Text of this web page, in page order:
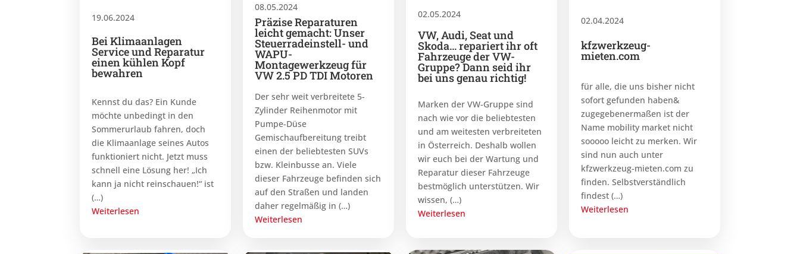
19.06.2024
Bei Klimaanlagen
Service und Reparatur
einen kühlen Kopf
bewahren
Kennst du das? Ein Kunde
möchte unbedingt in den
Sommerurlaub fahren, doch
die Klimaanlage seines Autos
funktioniert nicht. Jetzt muss
schnell eine Lösung her! „Ich
kann ja nicht reinschauen!“ ist
(…)
Weiterlesen
08.05.2024
Präzise Reparaturen
leicht gemacht: Unser
Steuerradeinstell- und
WAPU-
Montagewerkzeug für
VW 2.5 PD TDI Motoren
Der sehr weit verbreitete 5-
Zylinder Reihenmotor mit
Pumpe-Düse
Gemischaufbereitung treibt
einen der beliebtesten SUVs
bzw. Kleinbusse an. Viele
dieser Fahrzeuge befinden sich
auf den Straßen und landen
daher regelmäßig in (…)
Weiterlesen
02.05.2024
VW, Audi, Seat und
Skoda… repariert ihr oft
Fahrzeuge der VW-
Gruppe? Dann seid ihr
bei uns genau richtig!
Marken der VW-Gruppe sind
nach wie vor die beliebtesten
und am weitesten verbreiteten
in Österreich. Deshalb wollen
wir euch bei der Wartung und
Reparatur dieser Fahrzeuge
bestmöglich unterstützen. Wir
wissen, (…)
Weiterlesen
02.04.2024
kfzwerkzeug-
mieten.com
für alle, die uns bisher nicht
sofort gefunden haben&
zugegebenermaßen ist der
Name mobility market nicht
sooooo leicht zu merken. Wir
sind nun auch unter
kfzwerkzeug-mieten.com zu
finden. Selbstverständlich
findest (…)
Weiterlesen